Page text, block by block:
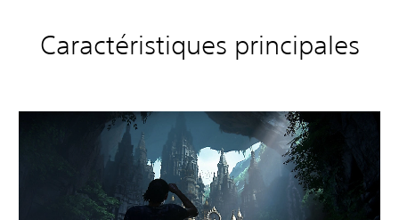
Caractéristiques principales